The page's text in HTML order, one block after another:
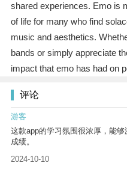
shared experiences. Emo is
of life for many who find
music and aesthetics.
bands or simply appreciate
impact that emo has had on
评论
游客
这款app的学习氛围很浓厚，能
成绩。
2024-10-10